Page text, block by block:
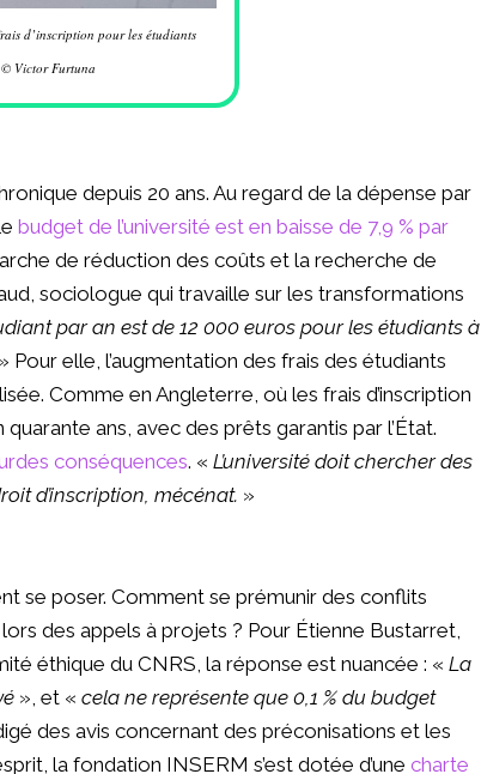
d’inscription pour les étudiants
Victor Furtuna
depuis 20 ans. Au regard de la dépense par
budget de l’université est en baisse de 7,9 % par
de réduction des coûts et la recherche de
sociologue qui travaille sur les transformations
par an est de 12 000 euros pour les étudiants à
» Pour elle, l’augmentation des frais des étudiants
Comme en Angleterre, où les frais d’inscription
ans, avec des prêts garantis par l’État.
conséquences. « L’université doit chercher des
d’inscription, mécénat. »
se poser. Comment se prémunir des conflits
des appels à projets ? Pour Étienne Bustarret,
éthique du CNRS, la réponse est nuancée : « La
», et « cela ne représente que 0,1 % du budget
des avis concernant des préconisations et les
la fondation INSERM s’est dotée d’une charte